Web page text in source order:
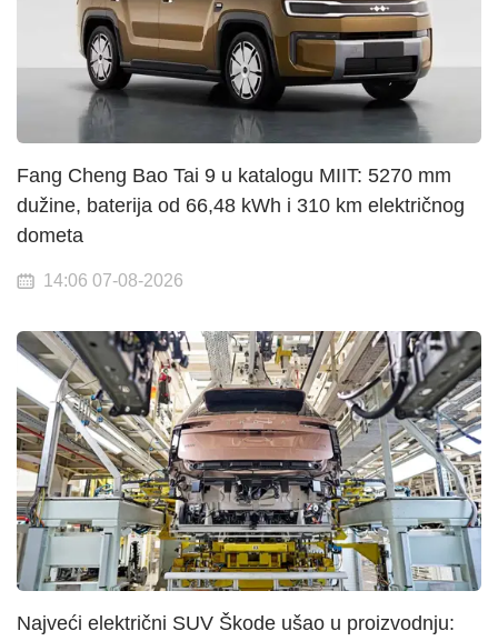
Fang Cheng Bao Tai 9 u katalogu MIIT: 5270 mm
dužine, baterija od 66,48 kWh i 310 km električnog
dometa
14:06 07-08-2026
Najveći električni SUV Škode ušao u proizvodnju: